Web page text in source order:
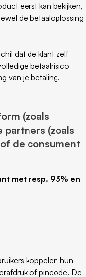
eerst kan bekijken,
de betaaloplossing
dat de klant zelf
betaalrisico
van je betaling.
(zoals
partners (zoals
de consument
met resp. 93% en
koppelen hun
of pincode. De